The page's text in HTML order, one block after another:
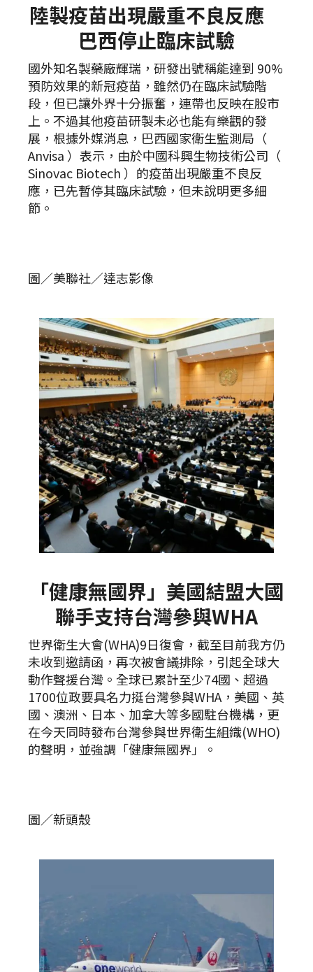
陸製疫苗出現嚴重不良反應
巴西停止臨床試驗
國外知名製藥廠輝瑞，研發出號稱能達到 90%
預防效果的新冠疫苗，雖然仍在臨床試驗階
段，但已讓外界十分振奮，連帶也反映在股市
上。不過其他疫苗研製未必也能有樂觀的發
展，根據外媒消息，巴西國家衛生監測局（
Anvisa ）表示，由於中國科興生物技術公司（
Sinovac Biotech ）的疫苗出現嚴重不良反
應，已先暫停其臨床試驗，但未說明更多細
節。
圖／美聯社／達志影像
「健康無國界」美國結盟大國
聯手支持台灣參與WHA
世界衛生大會(WHA)9日復會，截至目前我方仍
未收到邀請函，再次被會議排除，引起全球大
動作聲援台灣。全球已累計至少74國、超過
1700位政要具名力挺台灣參與WHA，美國、英
國、澳洲、日本、加拿大等多國駐台機構，更
在今天同時發布台灣參與世界衛生組織(WHO)
的聲明，並強調「健康無國界」。
圖／新頭殼